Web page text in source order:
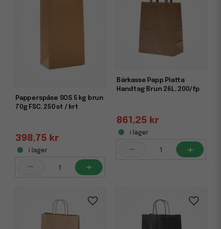
Papperspåse SOS 5 kg brun
70g FSC, 250 st / krt
398,75 kr
i lager
- +
Bärkasse Papp Platta
Handtag Brun 26L, 200/fp
861,25 kr
i lager
- +